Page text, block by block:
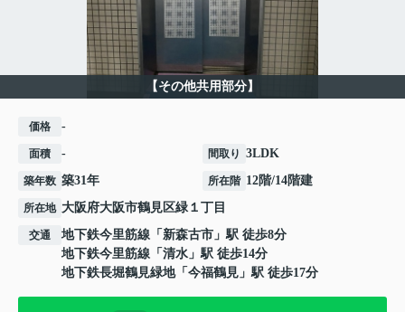
【その他共用部分】
価格 -
面積 - 間取り 3LDK
築年数 築31年 所在階 12階/14階建
所在地 大阪府大阪市鶴見区緑 １丁目
交通 地下鉄今里筋線 「 新森古市 」駅 徒歩8分
地下鉄今里筋線 「 清水 」駅 徒歩14分
地下鉄長堀鶴見緑地「 今福鶴見 」駅 徒歩17分